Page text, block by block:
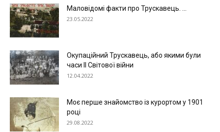
Маловідомі факти про Трускавець. ...
23.05.2022
Окупаційний Трускавець, або якими були
часи ІІ Світової війни
12.04.2022
Моє перше знайомство із курортом у 1901
році
29.08.2022